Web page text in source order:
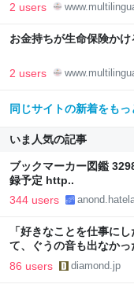
2 users
お金持ちが生命保険か
2 users
同じサイトの新着をもっ
いま人気の記事
ブックマーカー図鑑
録予定 http..
344 users
「好きなことを仕事に
て、ぐうの音も出なかっ
86 users diamond.jp